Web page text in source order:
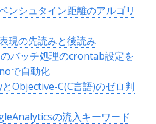
ンシュタイン距離のアルゴリ
現の先読みと後読み
バッチ処理のcrontab設定を
で自動化
Objective-C(C言語)のゼロ判
の流入キーワード